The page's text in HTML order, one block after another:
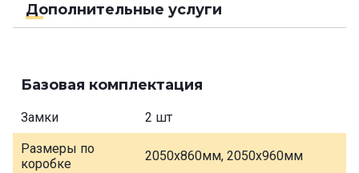
Дополнительные услуги
Базовая комплектация
Замки 2 шт
Размеры по
коробке
2050х860мм, 2050х960мм